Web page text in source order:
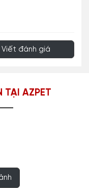
Viết đánh giá
TẠI AZPET